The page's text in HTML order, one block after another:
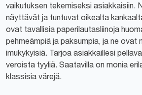
vaikutuksen tekemiseksi asiakkaisiin.
näyttävät ja tuntuvat oikealta
ovat tavallisia paperilautasliinoja
pehmeämpiä ja paksumpia, ja ne ovat
imukykyisiä. Tarjoa asiakkaillesi
veroista tyyliä. Saatavilla on monia
klassisia värejä.